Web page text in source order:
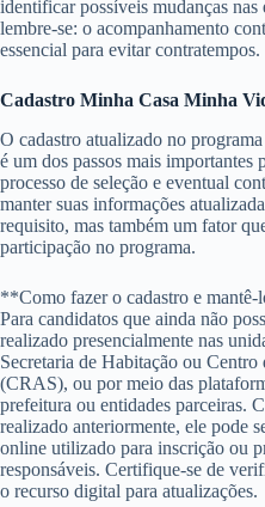
identificar possíveis mudanças
lembre-se: o acompanhamento
essencial para evitar contratempos.
Cadastro Minha Casa Minha
O cadastro atualizado no
é um dos passos mais
processo de seleção e eventual
manter suas informações
requisito, mas também um fator
participação no programa.
**Como fazer o cadastro e
Para candidatos que ainda não
realizado presencialmente nas
Secretaria de Habitação ou
(CRAS), ou por meio das
prefeitura ou entidades parceiras.
realizado anteriormente, ele pode
online utilizado para inscrição ou
responsáveis. Certifique-se de
o recurso digital para atualizações.